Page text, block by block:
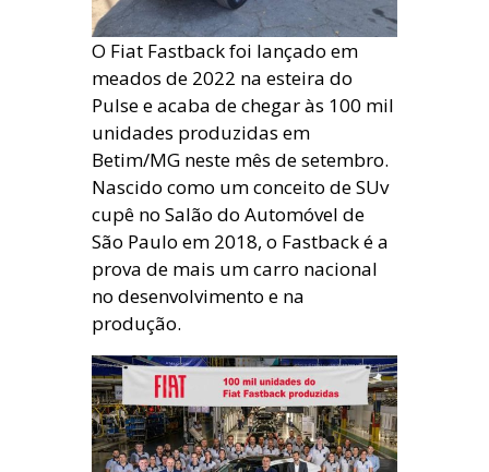
O Fiat Fastback foi lançado em
meados de 2022 na esteira do
Pulse e acaba de chegar às 100 mil
unidades produzidas em
Betim/MG neste mês de setembro.
Nascido como um conceito de SUv
cupê no Salão do Automóvel de
São Paulo em 2018, o Fastback é a
prova de mais um carro nacional
no desenvolvimento e na
produção.